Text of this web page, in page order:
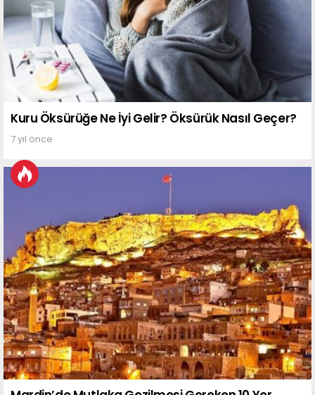
Kuru Öksürüğe Ne İyi Gelir? Öksürük Nasıl Geçer?
7 yıl önce